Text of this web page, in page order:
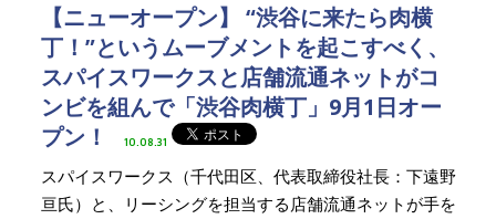
【ニューオープン】 “渋谷に来たら肉横
丁！”というムーブメントを起こすべく、
スパイスワークスと店舗流通ネットがコ
ンビを組んで「渋谷肉横丁」9月1日オー
プン！
10.08.31
スパイスワークス（千代田区、代表取締役社長：下遠野
亘氏）と、リーシングを担当する店舗流通ネットが手を